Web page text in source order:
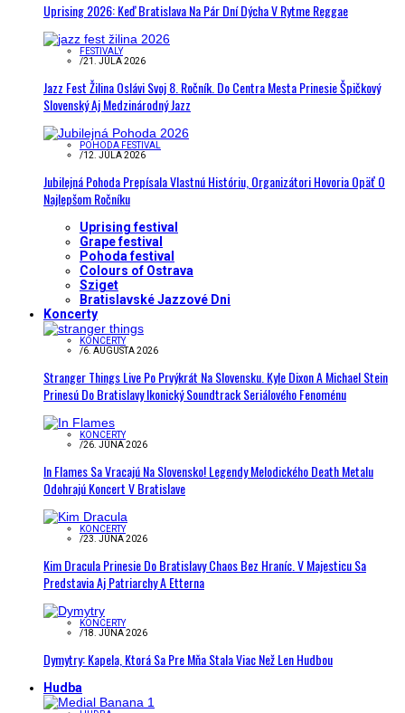
Uprising 2026: Keď Bratislava Na Pár Dní Dýcha V Rytme Reggae
FESTIVALY
/21. JÚLA 2026
Jazz Fest Žilina Oslávi Svoj 8. Ročník. Do Centra Mesta Prinesie Špičkový
Slovenský Aj Medzinárodný Jazz
POHODA FESTIVAL
/12. JÚLA 2026
Jubilejná Pohoda Prepísala Vlastnú Históriu, Organizátori Hovoria Opäť O
Najlepšom Ročníku
Uprising festival
Grape festival
Pohoda festival
Colours of Ostrava
Sziget
Bratislavské Jazzové Dni
Koncerty
KONCERTY
/6. AUGUSTA 2026
Stranger Things Live Po Prvýkrát Na Slovensku. Kyle Dixon A Michael Stein
Prinesú Do Bratislavy Ikonický Soundtrack Seriálového Fenoménu
KONCERTY
/26. JÚNA 2026
In Flames Sa Vracajú Na Slovensko! Legendy Melodického Death Metalu
Odohrajú Koncert V Bratislave
KONCERTY
/23. JÚNA 2026
Kim Dracula Prinesie Do Bratislavy Chaos Bez Hraníc. V Majesticu Sa
Predstavia Aj Patriarchy A Etterna
KONCERTY
/18. JÚNA 2026
Dymytry: Kapela, Ktorá Sa Pre Mňa Stala Viac Než Len Hudbou
Hudba